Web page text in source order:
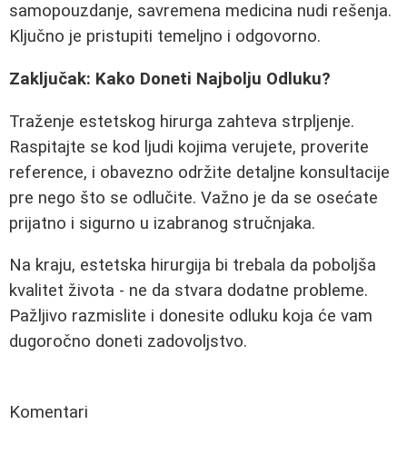
samopouzdanje, savremena medicina nudi rešenja.
Ključno je pristupiti temeljno i odgovorno.
Zaključak: Kako Doneti Najbolju Odluku?
Traženje estetskog hirurga zahteva strpljenje.
Raspitajte se kod ljudi kojima verujete, proverite
reference, i obavezno održite detaljne konsultacije
pre nego što se odlučite. Važno je da se osećate
prijatno i sigurno u izabranog stručnjaka.
Na kraju, estetska hirurgija bi trebala da poboljša
kvalitet života - ne da stvara dodatne probleme.
Pažljivo razmislite i donesite odluku koja će vam
dugoročno doneti zadovoljstvo.
Komentari